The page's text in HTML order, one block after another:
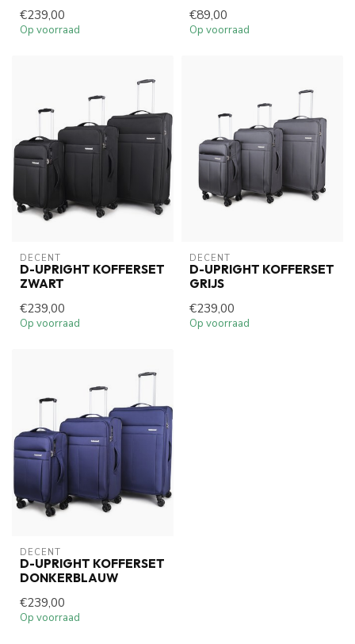
€239,00
Op voorraad
€89,00
Op voorraad
DECENT
D-UPRIGHT KOFFERSET
ZWART
€239,00
Op voorraad
DECENT
D-UPRIGHT KOFFERSET
GRIJS
€239,00
Op voorraad
DECENT
D-UPRIGHT KOFFERSET
DONKERBLAUW
€239,00
Op voorraad